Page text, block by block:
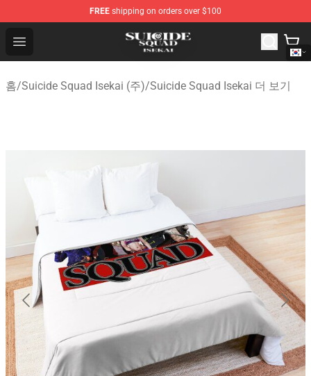
FREE shipping on orders over $100
Open menu
Suicide Squad Isekai Store - Official Suicide Squad
홈/Suicide Squad Isekai (주)/Suicide Squad Isekai 더 보기